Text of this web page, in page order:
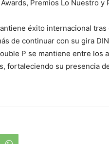
Premios Lo Nuestro y
éxito internacional
de continuar con su gira
P se mantiene entre los
fortaleciendo su presencia